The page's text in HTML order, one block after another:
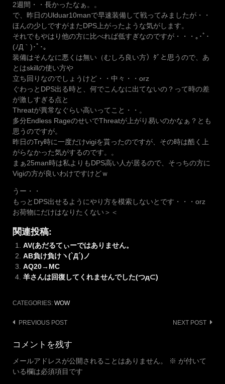
2週間・・長かったなぁ。。
で、昨日のUlduar10manで早速装備して戦ってみましたが・・
ほんの少しですがまたDPS上がったような気がします。
それでもやはり他の方に比べれば低すぎなのですが・・・｡･ﾟ･
(ﾉД｀)･ﾟ･｡
装備はそんなに悪くは無い（むしろ良い方）ﾀﾞと思うので、あ
とはskillの使い方や
立ち回りなのでしょうけど・・中々・・orz
ぐわっとDPS出る時と、何でこんなに出てないの？って時の差
が激しすぎる点と
Threatが異常なぐらい高いってこと・・。
多分Endless RageのせいでThreatが上がり易いのかなぁ？とも
思うのですが。
昨日のTry時に一度だけvigiを貰ったのですが、その時は酷く上
がらなかった気がするのです。。
まぁ25man時は私よりもDPS高い人が居るので、そっちの方に
Vigiの方が良いわけですけどｗ
うー・・
もっとDPS出せるようにやり方を模索しないとです・・・orz
お荷物にだけはなりたくない＞＜
関連投稿:
AV(あだるてぃーではありません。
AB負け負けヽ(`Д´)ノ
AQ20→MC
羊さんは回復してくれませんでした(つд⊂)
CATEGORIES: WOW
Post
navigation
PREVIOUS POST NEXT POST
コメントを残す
メールアドレスが公開されることはありません。 ※ が付いて
いる欄は必須項目です